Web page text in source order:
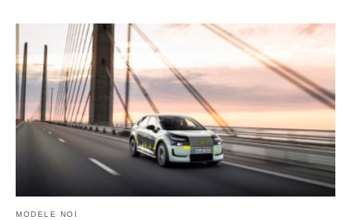
MODELE NOI